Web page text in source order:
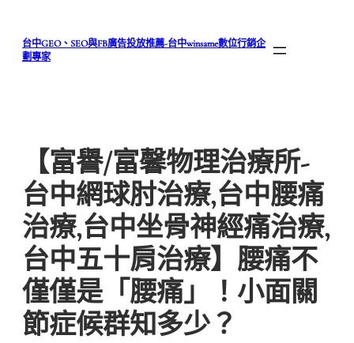
台中GEO、SEO與FB廣告投放推薦-台中winsame數位行銷企
劃專家
【富譽/富馨物理治療所-
台中網球肘治療,台中腰痛
治療,台中坐骨神經痛治療,
台中五十肩治療】腰痛不
僅僅是「腰痛」！小面關
節症候群知多少？